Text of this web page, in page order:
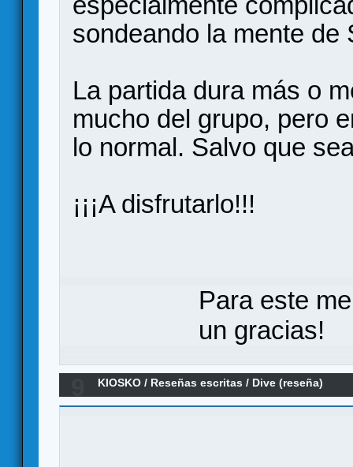
sondeando la mente de
La partida dura más o
mucho del grupo, pero
lo normal. Salvo que
¡¡¡A disfrutarlo!!!
Para este
un gracias!
KIOSKO / Reseñas escritas / Dive (reseña)